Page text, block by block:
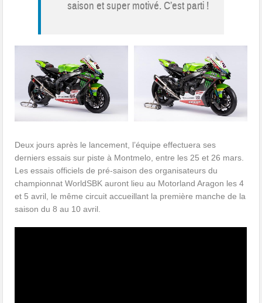
saison et super motivé. C’est parti !
Deux jours après le lancement, l’équipe effectuera ses
derniers essais sur piste à Montmelo, entre les 25 et 26 mars.
Les essais officiels de pré-saison des organisateurs du
championnat WorldSBK auront lieu au Motorland Aragon les 4
et 5 avril, le même circuit accueillant la première manche de la
saison du 8 au 10 avril.